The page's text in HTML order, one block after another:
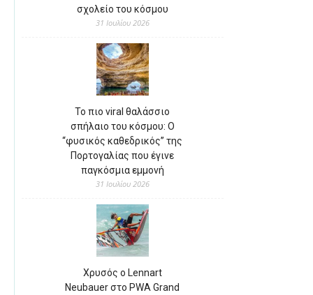
σχολείο του κόσμου
31 Ιουλίου 2026
Το πιο viral θαλάσσιο
σπήλαιο του κόσμου: Ο
“φυσικός καθεδρικός” της
Πορτογαλίας που έγινε
παγκόσμια εμμονή
31 Ιουλίου 2026
Χρυσός ο Lennart
Neubauer στο PWA Grand